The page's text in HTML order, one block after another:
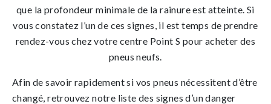
que la profondeur minimale de la rainure est atteinte. Si
vous constatez l’un de ces signes, il est temps de prendre
rendez-vous chez votre centre Point S pour acheter des
pneus neufs.
Afin de savoir rapidement si vos pneus nécessitent d’être
changé, retrouvez notre liste des signes d’un danger